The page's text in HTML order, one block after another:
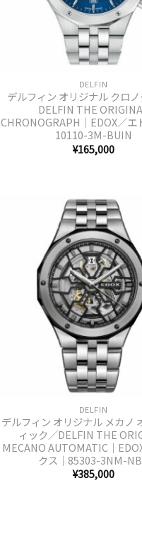
DELFIN
デルフィン オリジナル クロ
DELFIN THE
CHRONOGRAPH｜EDOX／エ
10110-3M-BUIN
¥165,000
DELFIN
デルフィン オリジナル メカノ
ィック／DELFIN THE
MECANO AUTOMATIC｜
クス｜85303-3NM-
¥385,000